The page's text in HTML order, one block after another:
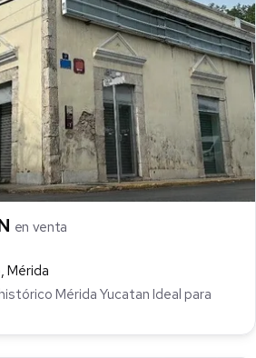
en venta
Mérida
Mérida Yucatan Ideal para